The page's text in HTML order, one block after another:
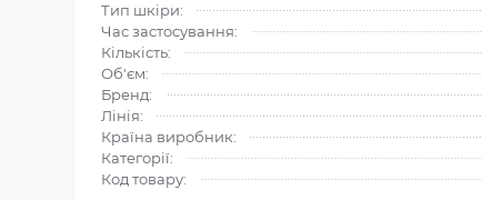
Тип шкіри:
Час застосування:
Кількість:
Об'єм:
Бренд:
Лінія:
Країна виробник:
Категорії:
Код товару: